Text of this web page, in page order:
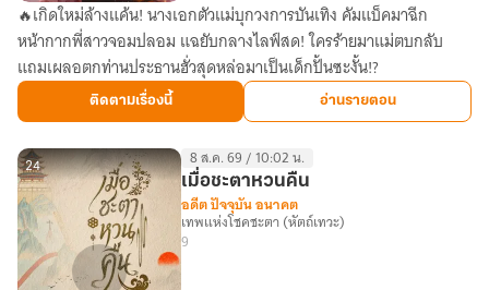
[นิยาย
แปล]
Naughty
Queen!
ยัย
ตัว
แสบ
ขอ
เกิด
ใหม่
มัด
🔥เกิดใหม่ล้างแค้น! นางเอกตัวแม่บุกวงการบันเทิง คัมแบ็คมาฉีก
หน้ากากพี่สาวจอมปลอม แฉยับกลางไลฟ์สด! ใครร้ายมาแม่ตบกลับ
แถมเผลอตกท่านประธานฮั่วสุดหล่อมาเป็นเด็กปั้นซะงั้น!?
ติดตามเรื่องนี้ อ่านรายตอน
24 8 ส.ค. 69 / 10:02 น.
เมื่อชะตาหวนคืน
อดีต ปัจจุบัน อนาคต
เทพแห่งโชคชะตา (หัตถ์เทวะ)
9